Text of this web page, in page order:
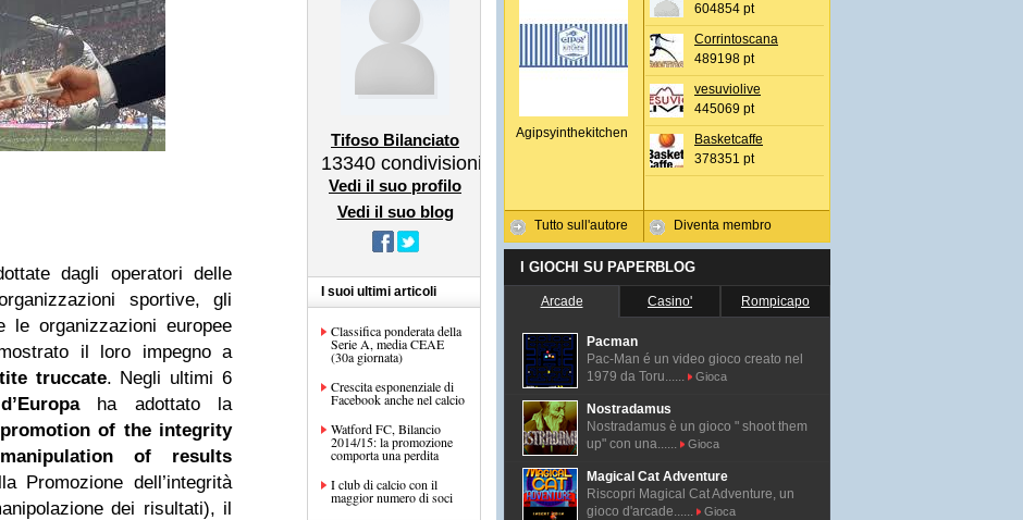
dagli operatori delle
sportive, gli
le organizzazioni europee
il loro impegno a
truccate. Negli ultimi 6
ha adottato la
of the integrity
of results
Promozione dell’integrità
dei risultati), il
Tifoso Bilanciato
13340 condivisioni
Vedi il suo profilo
Vedi il suo blog
I suoi ultimi articoli
Classifica ponderata della
Serie A, media CEAE
(30a giornata)
Crescita esponenziale di
Facebook anche nel calcio
Watford FC, Bilancio
2014/15: la promozione
comporta una perdita
I club di calcio con il
maggior numero di soci
Agipsyinthekitchen
Tutto sull'autore
604854 pt
Corrintoscana
489198 pt
vesuviolive
445069 pt
Basketcaffe
378351 pt
Diventa membro
I GIOCHI SU PAPERBLOG
Arcade Casino' Rompicapo
Pacman
Pac-Man é un video gioco creato nel
1979 da Toru......
Gioca
Nostradamus
Nostradamus è un gioco " shoot them
up" con una......
Gioca
Magical Cat Adventure
Riscopri Magical Cat Adventure, un
gioco d'arcade......
Gioca